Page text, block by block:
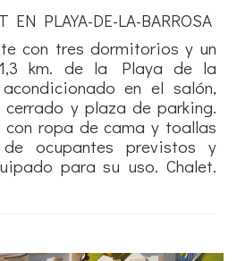
EN PLAYA-DE-LA-BARROSA
con tres dormitorios y un
km. de la Playa de la
en el salón,
cerrado y plaza de parking.
con ropa de cama y toallas
ocupantes previstos y
para su uso. Chalet.